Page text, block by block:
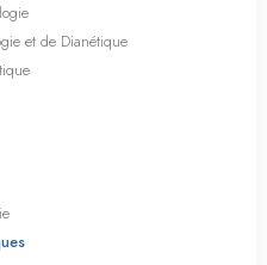
et de Dianétique